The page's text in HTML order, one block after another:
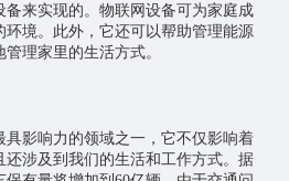
来实现的。物联网设备可为家庭成
环境。此外，它还可以帮助管理能源
理家里的生活方式。
影响力的领域之一，它不仅影响着
涉及到我们的生活和工作方式。据